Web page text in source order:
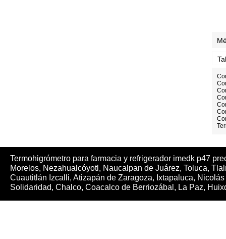
Termohigrómetro para farmacia y refrigerador imedk p47
Morelos, Nezahualcóyotl, Naucalpan de Juárez, Toluca,
Cuautitlán Izcalli, Atizapán de Zaragoza, Ixtapaluca,
Solidaridad, Chalco, Coacalco de Berriozábal, La Paz,